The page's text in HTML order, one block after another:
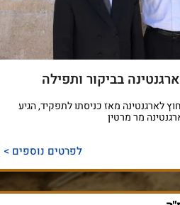
בביקור ותפילה
לארגנטינה מאז כניסתו לתפקיד, הגיע
מר מרטין
לפרטים נוספים >